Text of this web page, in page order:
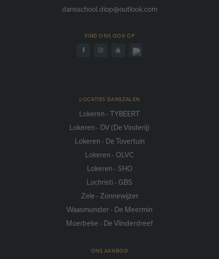
dansschool.diop@outlook.com
VIND ONS OOK OP
LOCATIES DANSZALEN
Lokeren - TYBEERT
Lokeren - DV (De Vinderij)
Lokeren - De Tovertuin
Lokeren - OLVC
Lokeren - SHO
Lochristi - GBS
Zele - Zonnewijzer
Waasmunster - De Meermin
Moerbeke - De Vlinderdreef
ONS AANBOD